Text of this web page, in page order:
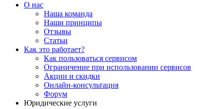
О нас
Наша команда
Наши принципы
Отзывы
Статьи
Как это работает?
Как пользоваться сервисом
Ограничение при использовании сервисов
Акции и скидки
Онлайн-консультация
Форум
Юридические услуги